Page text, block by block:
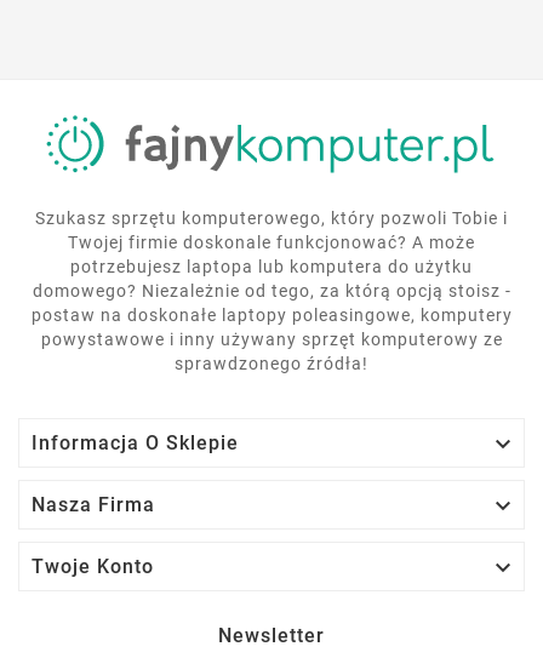
Szukasz sprzętu komputerowego, który pozwoli Tobie i
Twojej firmie doskonale funkcjonować? A może
potrzebujesz laptopa lub komputera do użytku
domowego? Niezależnie od tego, za którą opcją stoisz -
postaw na doskonałe laptopy poleasingowe, komputery
powystawowe i inny używany sprzęt komputerowy ze
sprawdzonego źródła!
Informacja O Sklepie 
Nasza Firma 
Twoje Konto 
Newsletter